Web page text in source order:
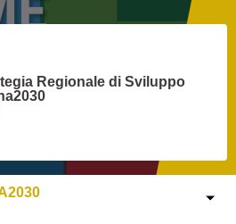
Regionale di Sviluppo